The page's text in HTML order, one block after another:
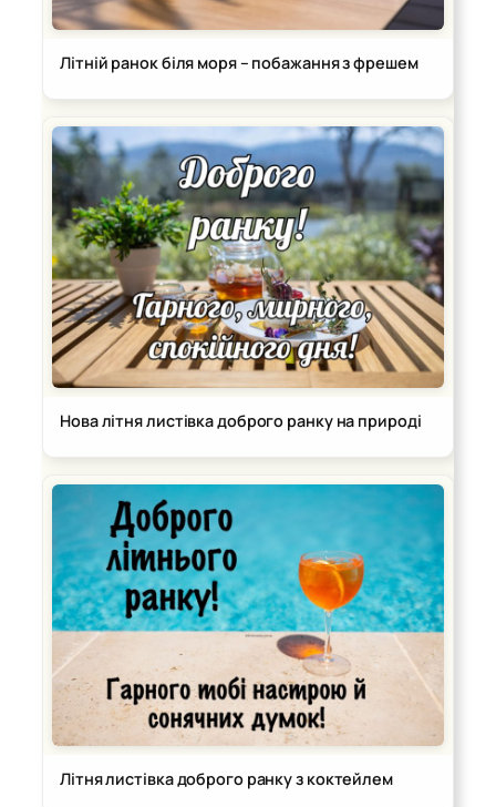
Літній ранок біля моря – побажання з фрешем
Нова літня листівка доброго ранку на природі
Літня листівка доброго ранку з коктейлем